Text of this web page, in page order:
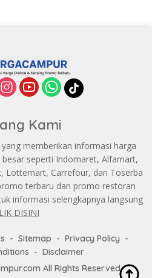
Kami
memberikan informasi harga
seperti Indomaret, Alfamart,
Lottemart, Carrefour, dan Toserba
terbaru dan promo restoran
informasi selengkapnya langsung
DISINI
Sitemap
Privacy Policy
Disclaimer
All Rights Reserved.